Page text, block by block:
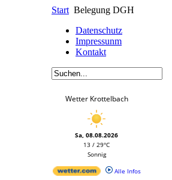
Start Belegung DGH
Datenschutz
Impressunm
Kontakt
Wetter Krottelbach
Sa, 08.08.2026
13 / 29°C
Sonnig
Alle Infos